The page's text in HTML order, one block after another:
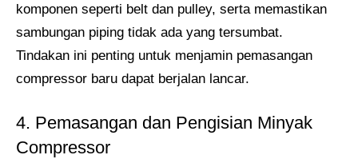
komponen seperti belt dan pulley, serta memastikan
sambungan piping tidak ada yang tersumbat.
Tindakan ini penting untuk menjamin pemasangan
compressor baru dapat berjalan lancar.
4. Pemasangan dan Pengisian Minyak
Compressor